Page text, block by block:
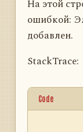
На этой
ошибкой:
добавлен.
StackTrace:
Code